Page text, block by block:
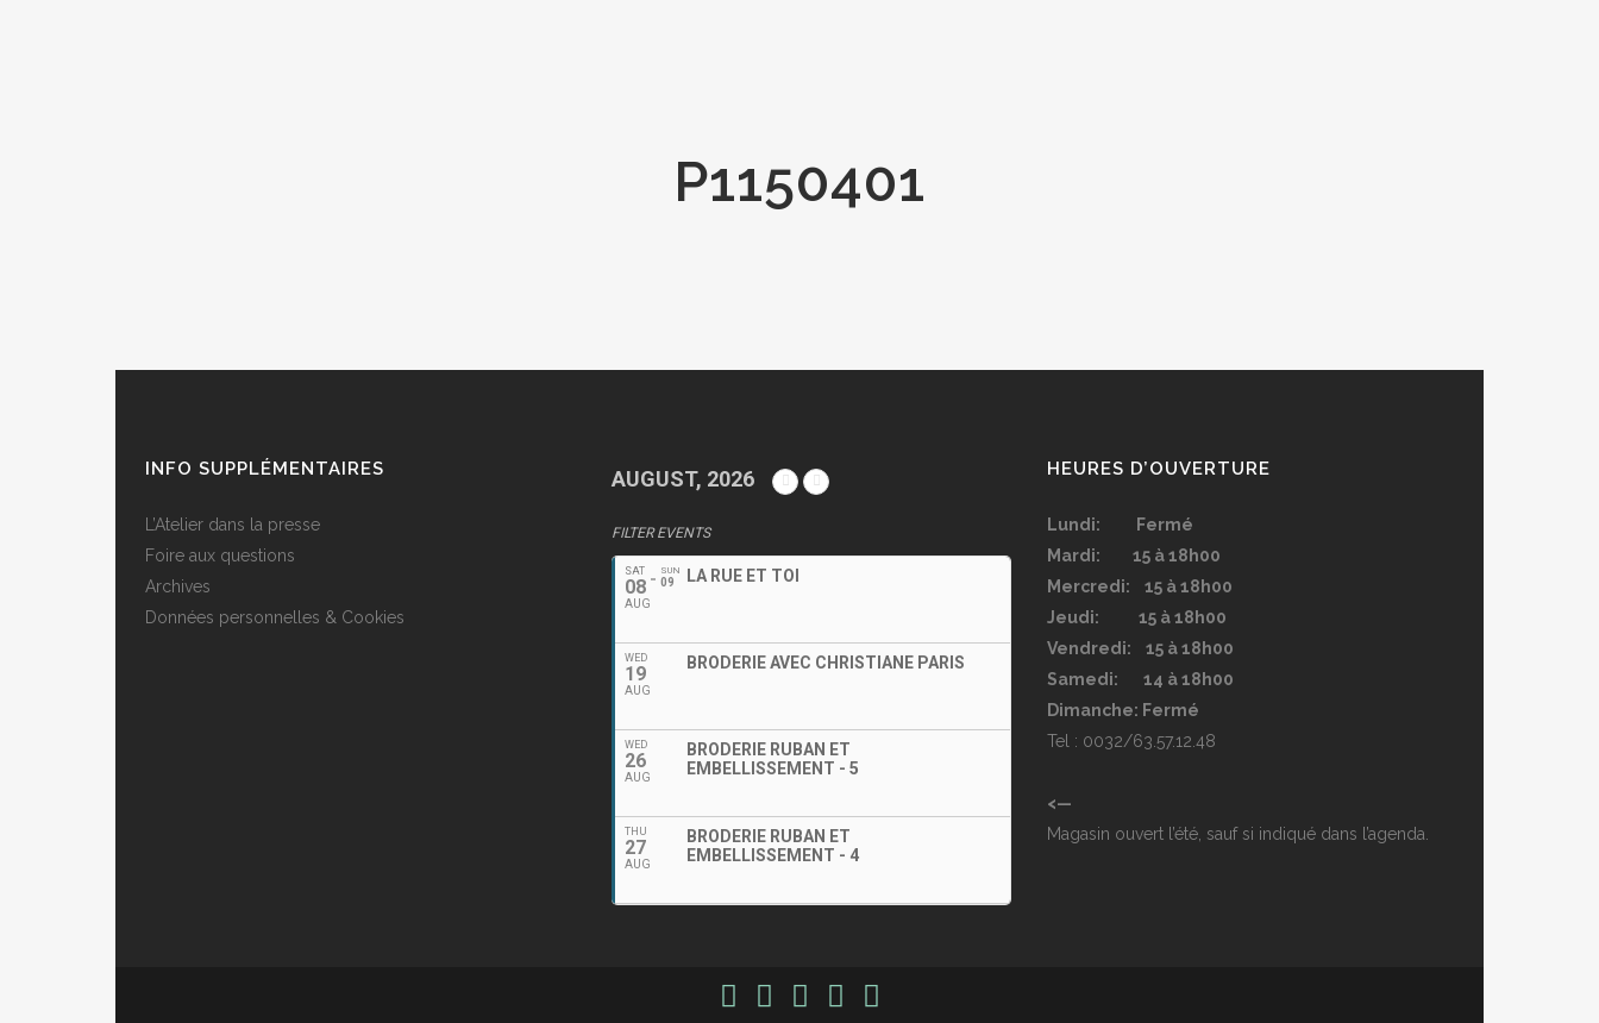
P1150401
INFO SUPPLÉMENTAIRES
L’Atelier dans la presse
Foire aux questions
Archives
Données personnelles & Cookies
AUGUST, 2026
FILTER EVENTS
SAT
08
AUG
SUN
09 LA RUE ET TOI
WED
19
AUG
BRODERIE AVEC CHRISTIANE PARIS
WED
26
AUG
BRODERIE RUBAN ET
EMBELLISSEMENT - 5
THU
27
AUG
BRODERIE RUBAN ET
EMBELLISSEMENT - 4
HEURES D’OUVERTURE
Lundi: Fermé
Mardi: 15 à 18h00
Mercredi: 15 à 18h00
Jeudi: 15 à 18h00
Vendredi: 15 à 18h00
Samedi: 14 à 18h00
Dimanche: Fermé
Tel : 0032/63.57.12.48
<—
Magasin ouvert l’été, sauf si indiqué dans l’agenda.